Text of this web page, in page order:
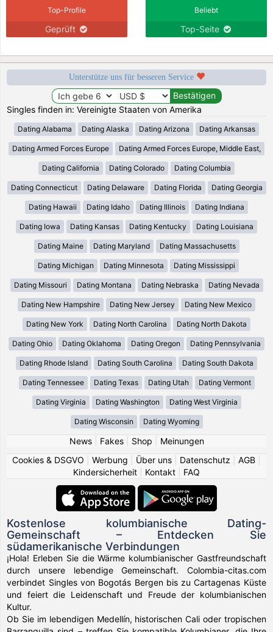
Top-Profile
Geprüft
Beliebt
Top-Seite
Unterstütze uns für besseren Service
Singles finden in: Vereinigte Staaten von Amerika
Dating Alabama Dating Alaska Dating Arizona Dating Arkansas
Dating Armed Forces Europe Dating Armed Forces Europe, Middle East,
Dating California Dating Colorado Dating Columbia
Dating Connecticut Dating Delaware Dating Florida Dating Georgia
Dating Hawaii Dating Idaho Dating Illinois Dating Indiana
Dating Iowa Dating Kansas Dating Kentucky Dating Louisiana
Dating Maine Dating Maryland Dating Massachusetts
Dating Michigan Dating Minnesota Dating Mississippi
Dating Missouri Dating Montana Dating Nebraska Dating Nevada
Dating New Hampshire Dating New Jersey Dating New Mexico
Dating New York Dating North Carolina Dating North Dakota
Dating Ohio Dating Oklahoma Dating Oregon Dating Pennsylvania
Dating Rhode Island Dating South Carolina Dating South Dakota
Dating Tennessee Dating Texas Dating Utah Dating Vermont
Dating Virginia Dating Washington Dating West Virginia
Dating Wisconsin Dating Wyoming
News| Fakes| Shop
Meinungen
Cookies & DSGVO
Werbung Über uns Datenschutz AGB
Kindersicherheit
Kontakt FAQ
Kostenlose kolumbianische Dating-
Gemeinschaft – Entdecken Sie
südamerikanische Verbindungen
¡Hola! Erleben Sie die Wärme kolumbianischer Gastfreundschaft
durch unsere lebendige Gemeinschaft. Colombia-citas.com
verbindet Singles von Bogotás Bergen bis zu Cartagenas Küste
und feiert die Leidenschaft und Freude der kolumbianischen
Kultur.
Ob Sie im lebendigen Medellín, historischen Cali oder tropischen